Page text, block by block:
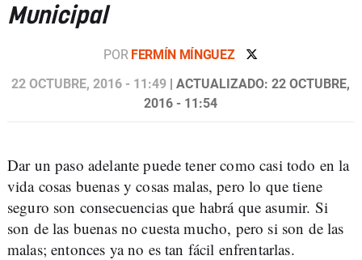
Municipal
POR FERMÍN MÍNGUEZ
22 OCTUBRE, 2016 - 11:49 | ACTUALIZADO: 22 OCTUBRE,
2016 - 11:54
Dar un paso adelante puede tener como casi todo en la
vida cosas buenas y cosas malas, pero lo que tiene
seguro son consecuencias que habrá que asumir. Si
son de las buenas no cuesta mucho, pero si son de las
malas; entonces ya no es tan fácil enfrentarlas.